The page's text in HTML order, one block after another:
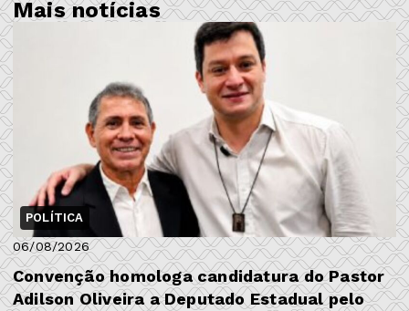
Mais notícias
POLÍTICA
06/08/2026
​Convenção homologa candidatura do Pastor
Adilson Oliveira a Deputado Estadual pelo